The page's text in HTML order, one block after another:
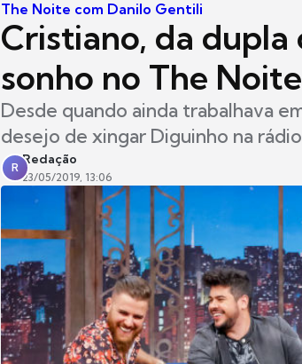
The Noite com Danilo Gentili
Cristiano, da dupla
sonho no The Noite
Desde quando ainda trabalhava
desejo de xingar Diguinho na
R
Redação
23/05/2019, 13:06